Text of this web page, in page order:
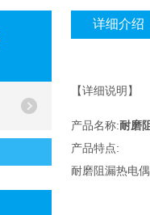
详细介绍
【详细说明】
产品名称:耐磨
产品特点:
耐磨阻漏热电偶